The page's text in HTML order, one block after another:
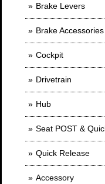
Brake Levers
Brake Accessories
Cockpit
Drivetrain
Hub
Seat POST &
Quick Release
Accessory